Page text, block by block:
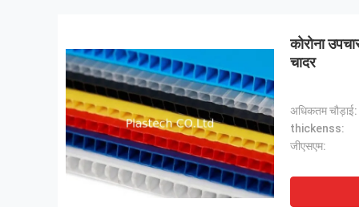
कोरोना
चादर
अधिकतम चौड़ाई:
thickenss:
जीएसएम: